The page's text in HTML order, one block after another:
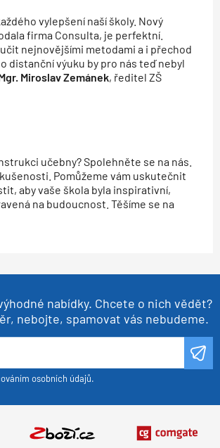
vylepšení naší školy. Nový
firma Consulta, je perfektní.
nejnovějšími metodami a i přechod
distanční výuku by pro nás teď nebyl
Miroslav Zemánek, ředitel ZŠ
učebny? Spolehněte se na nás.
Pomůžeme vám uskutečnit
aby vaše škola byla inspirativní,
na budoucnost. Těšíme se na
nabídky. Chcete o nich vědět?
nebojte, spamovat vás nebudeme.
osobních údajů.